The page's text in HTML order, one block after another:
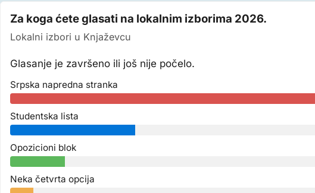
Za koga ćete glasati na lokalnim izborima 2026.
Lokalni izbori u Knjaževcu
Glasanje je završeno ili još nije počelo.
Srpska napredna stranka
Studentska lista
Opozicioni blok
Neka četvrta opcija